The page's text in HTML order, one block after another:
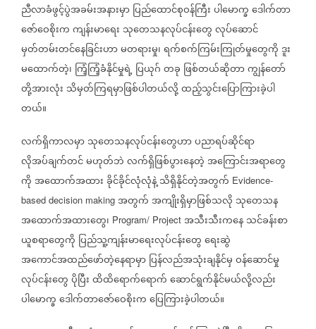
ညီလာခံဖွင့်ပွဲအခမ်းအနားမှာပြည်ထောင်စုဝန်ကြီးပါမောက္ခဒေါက်တာ
ဇော်ဝေစိုးကကျန်းမာရေး သုတေသနလုပ်ငန်းတွေလုပ်ဆောင်
မှတ်တမ်းတင်နေခြင်းဟာမတရားမှု၊ရက်စက်ကြမ်းကြုတ်မှုတွေကိုဒူး
မထောက်တဲ့၊ ကြံ့ကြံ့ခံနိုင်မှုရဲ့ပြယုဂ်တခု ဖြစ်တယ်ဆိုတာကျွန်တော်
တို့အားလုံး သိမှတ်ကြရမှာဖြစ်ပါတယ်လို့ထည့်သွင်းပြောကြားခဲ့ပါ
တယ်။
လက်ရှိကာလမှာသုတေသနလုပ်ငန်းတွေဟာပညာရပ်ဆိုင်ရာ
လိုအပ်ချက်တင်မဟုတ်ဘဲလက်ရှိဖြစ်ပွားနေတဲ့အကြောင်းအရာတွေ
ကိုအထောက်အထားခိုင်ခိုင်လုံလုံနဲ့သိရှိနိုင်တဲ့အတွက် Evidence-
based decision making အတွက်အကျိုးရှိမှာဖြစ်သလို သုတေသန
အထောက်အထားတွေ၊ Program/ Project အသီးသီးကနေသင်ခန်းစာ
ယူစရာတွေကို ပြည်သူ့ကျန်းမာရေးလုပ်ငန်းတွေရေးဆွဲ
အကောင်အထည်ဖော်တဲ့နေရာမှာပြန်လည်အသုံးချနိုင်မှဝန်ဆောင်မှု
လုပ်ငန်းတွေပိုပြီးထိထိရောက်ရောက်ဆောင်ရွက်နိုင်မယ်လို့လည်း
ပါမောက္ခဒေါက်တာဇော်ဝေစိုးကပြေကြားခဲ့ပါတယ်။